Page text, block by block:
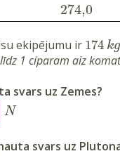
274,0
ekipējumu ir 174 kg
1 ciparam aiz
svars uz Zemes?
N
svars uz